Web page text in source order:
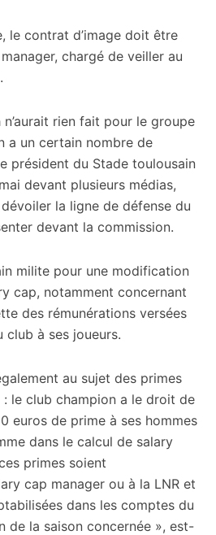
le contrat d’image doit être
chargé de veiller au
n’aurait rien fait pour le groupe
a un certain nombre de
président du Stade toulousain
devant plusieurs médias,
la ligne de défense du
devant la commission.
milite pour une modification
cap, notamment concernant
des rémunérations versées
club à ses joueurs.
au sujet des primes
: le club champion a le droit de
euros de prime à ses hommes
dans le calcul de salary
primes soient
cap manager ou à la LNR et
dans les comptes du
de la saison concernée », est-